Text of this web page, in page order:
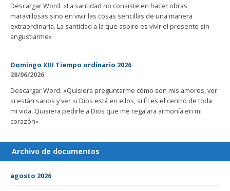
Descargar Word. «La santidad no consiste en hacer obras
maravillosas sino en vivir las cosas sencillas de una manera
extraordinaria. La santidad a la que aspiro es vivir el presente sin
angustiarme»
Domingo XIII Tiempo ordinario 2026
28/06/2026
Descargar Word. «Quisiera preguntarme cómo son mis amores, ver
si están sanos y ver si Dios está en ellos, si Él es el centro de toda
mi vida. Quisiera pedirle a Dios que me regalara armonía en mi
corazón»
Archivo de documentos
agosto 2026